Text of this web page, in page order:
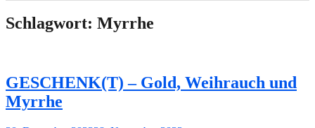
Schlagwort: Myrrhe
GESCHENK(T) – Gold, Weihrauch und
Myrrhe